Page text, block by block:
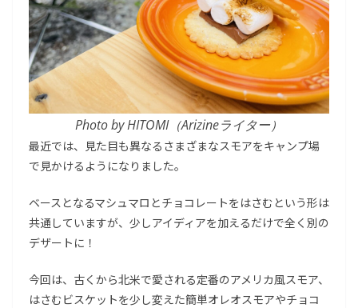
Photo by HITOMI（Arizineライター）
最近では、見た目も異なるさまざまなスモアをキャンプ場
で見かけるようになりました。
ベースとなるマシュマロとチョコレートをはさむという形は
共通していますが、少しアイディアを加えるだけで全く別の
デザートに！
今回は、古くから北米で愛される定番のアメリカ風スモア、
はさむビスケットを少し変えた簡単オレオスモアやチョコ